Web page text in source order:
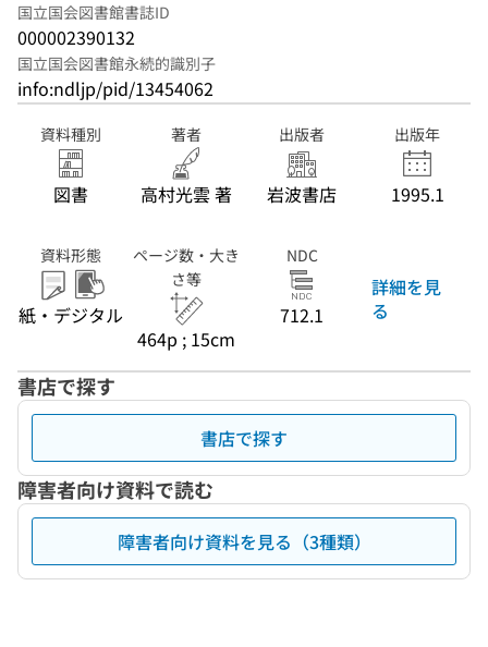
国立国会図書館書誌ID
000002390132
国立国会図書館永続的識別子
info:ndljp/pid/13454062
資料種別
図書
著者
高村光雲 著
出版者
岩波書店
出版年
1995.1
資料形態
紙・デジタル
ページ数・大き
さ等
464p ; 15cm
NDC
712.1
詳細を見
る
書店で探す
書店で探す
障害者向け資料で読む
障害者向け資料を見る（3種類）